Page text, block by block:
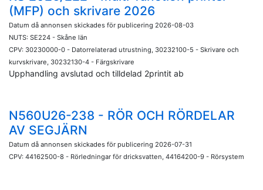
(MFP) och skrivare 2026
Datum då annonsen skickades för publicering 2026-08-03
NUTS: SE224 - Skåne län
CPV: 30230000-0 - Datorrelaterad utrustning, 30232100-5 - Skrivare och
kurvskrivare, 30232130-4 - Färgskrivare
Upphandling avslutad och tilldelad 2printit ab
N560U26-238 - RÖR OCH RÖRDELAR
AV SEGJÄRN
Datum då annonsen skickades för publicering 2026-07-31
CPV: 44162500-8 - Rörledningar för dricksvatten, 44164200-9 - Rörsystem